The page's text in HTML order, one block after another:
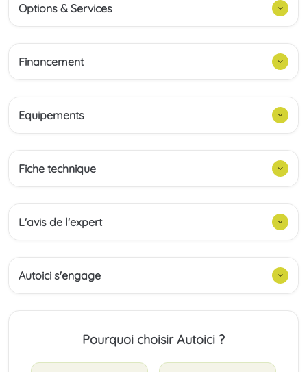
Options & Services
Financement
Equipements
Fiche technique
L'avis de l'expert
Autoici s'engage
Pourquoi choisir Autoici ?